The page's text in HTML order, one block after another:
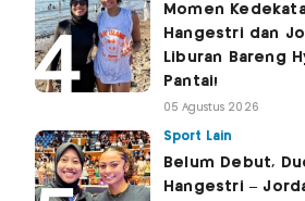
Momen
Hangestri dan
Liburan Bareng
Pantai!
05 Agustus 2026
Sport Lain
Belum Debut,
Hangestri –